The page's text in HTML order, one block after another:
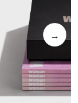
→